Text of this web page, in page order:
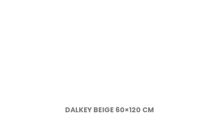
DALKEY BEIGE 60×120 CM